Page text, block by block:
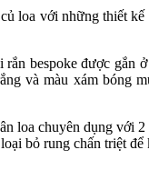
loa với những thiết
bespoke được gắn
và màu xám bóng
loa chuyên dụng với
bỏ rung chấn triệt để